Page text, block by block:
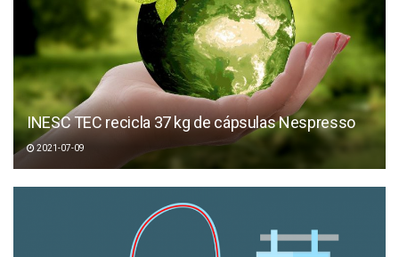
INESC TEC recicla 37 kg de cápsulas Nespresso
2021-07-09